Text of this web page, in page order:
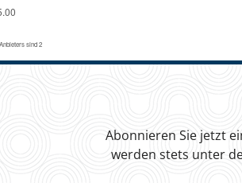
Abonnieren Sie jetzt
werden stets unter